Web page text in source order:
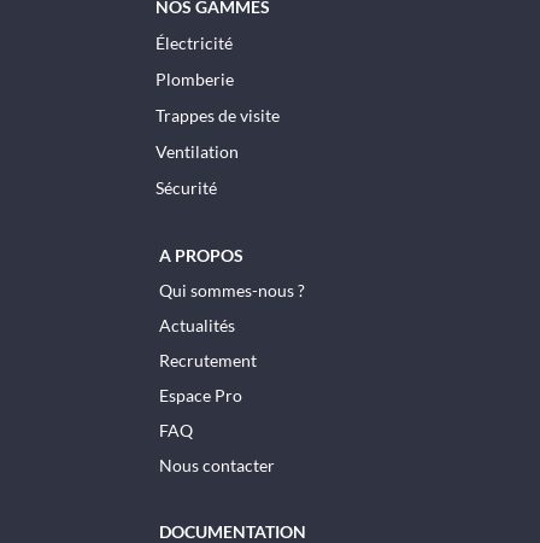
NOS GAMMES
Électricité
Plomberie
Trappes de visite
Ventilation
Sécurité
A PROPOS
Qui sommes-nous ?
Actualités
Recrutement
Espace Pro
FAQ
Nous contacter
DOCUMENTATION